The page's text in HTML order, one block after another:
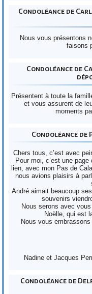
Condoléance de
Nous vous présentons
faisons
Condoléance de
Présentent à toute la
et vous assurent de
moments
Condoléance de
Chers tous, c’est avec
Pour moi, c’est une
lien, avec mon Pas de
nous avions plaisirs à
André aimait beaucoup
souvenirs
Nous serons avec
Noëlle, qui est
Nous vous
Nadine et Jacques
Condoléance de